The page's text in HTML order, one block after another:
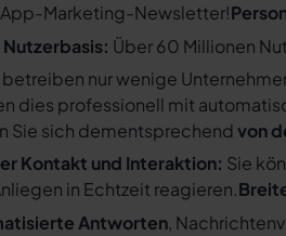
Marketing-Newsletter!
Über 60 Millionen
betreiben nur wenige
dies professionell mit
Sie sich dementsprechendvon
Kontakt und Interaktion: Sie
in Echtzeit reagieren.
Antworten,